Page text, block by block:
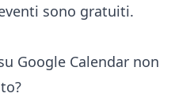
sono gratuiti.
Google Calendar non